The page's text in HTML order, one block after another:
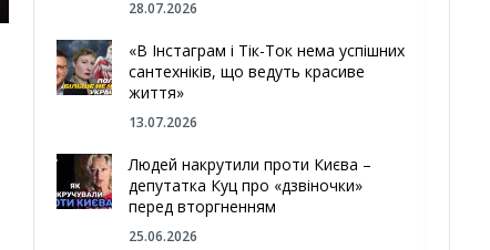
28.07.2026
«В Інстаграм і Тік-Ток нема успішних
сантехніків, що ведуть красиве
життя»
13.07.2026
Людей накрутили проти Києва –
депутатка Куц про «дзвіночки»
перед вторгненням
25.06.2026